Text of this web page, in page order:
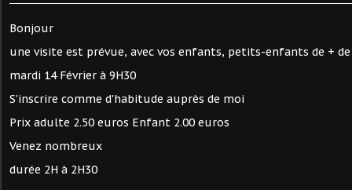
Bonjour
une visite est prévue, avec vos enfants, petits-enfants de + de
mardi 14 Février à 9H30
S'inscrire comme d'habitude auprès de moi
Prix adulte 2.50 euros Enfant 2.00 euros
Venez nombreux
durée 2H à 2H30